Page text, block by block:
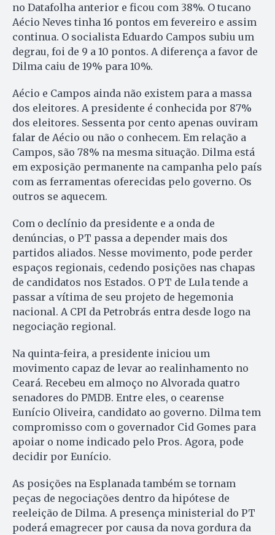
no Da­ta­folha anterior e ficou com 38%. O tucano
Aécio Neves tinha 16 pontos em fevereiro e assim
continua. O socialista Eduardo Cam­pos su­biu um
degrau, foi de 9 a 10 pontos. A diferença a favor de
Dil­ma caiu de 19% para 10%.
Aécio e Campos ainda não existem para a massa
dos eleitores. A presidente é conhecida por 87%
dos eleitores. Sessenta por cento apenas ouviram
falar de Aécio ou não o conhecem. Em relação a
Campos, são 78% na mesma situação. Dilma está
em exposição permanente na campanha pelo país
com as ferramentas oferecidas pelo governo. Os
outros se aquecem.
Com o declínio da presidente e a onda de
denúncias, o PT passa a depender mais dos
partidos aliados. Nesse movimento, pode perder
espaços regionais, cedendo posições nas chapas
de candidatos nos Estados. O PT de Lula tende a
passar a vítima de seu projeto de hegemonia
nacional. A CPI da Petrobrás entra desde logo na
negociação regional.
Na quinta-feira, a presidente iniciou um
movimento capaz de levar ao realinhamento no
Ceará. Recebeu em almoço no Alvorada quatro
senadores do PMDB. Entre eles, o cearense
Eunício Oliveira, candidato ao governo. Dilma tem
compromisso com o governador Cid Gomes para
apoiar o nome indicado pelo Pros. Agora, pode
decidir por Eunício.
As posições na Esplanada também se tornam
peças de negociações dentro da hipótese de
reeleição de Dilma. A presença ministerial do PT
poderá emagrecer por causa da nova gordura da